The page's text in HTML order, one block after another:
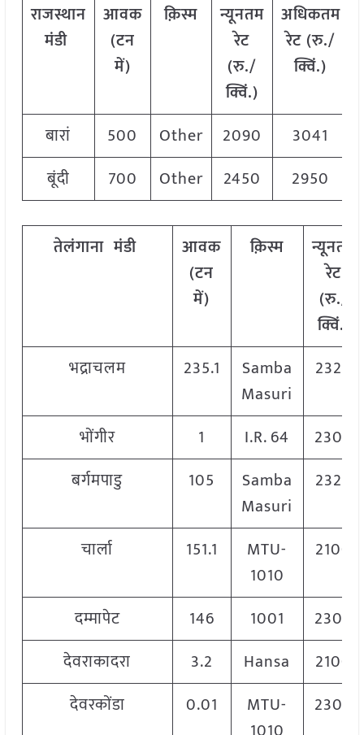
राजस्थान
मंडी
आवक
(टन
में)
क़िस्म
न्यूनतम
रेट
(रु./
क्विं.)
अधिकतम
रेट (रु./
क्विं.)
बारां 500 Other 2090 3041
बूंदी
700 Other 2450 2950
तेलंगाना मंडी
आवक
(टन
में)
क़िस्म
न्यूनतम
रेट
(रु./
क्विं.)
भद्राचलम
235.1
Samba
Masuri
2320
भोंगीर 1 I.R. 64
2300
बर्गमपाडु
105
Samba
Masuri
2320
चार्ला 151.1
MTU-
1010
2100
दम्मापेट 146 1001
2300
देवराकादरा
3.2 Hansa
2100
देवरकोंडा
0.01
MTU-
2300